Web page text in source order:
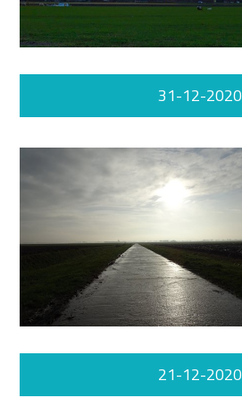
31-12-2020
21-12-2020